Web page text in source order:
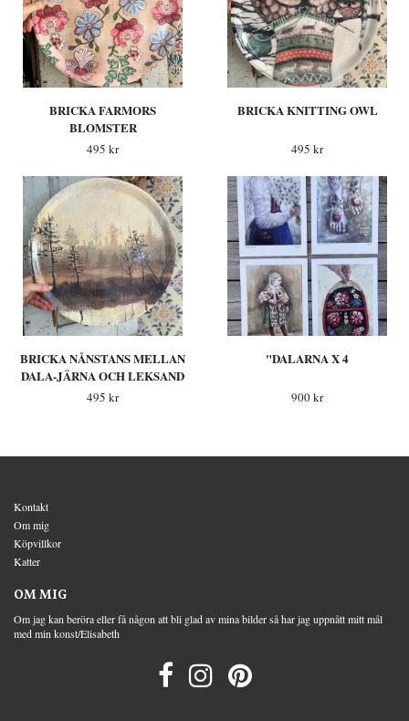
BRICKA FARMORS
BLOMSTER
495 kr
BRICKA KNITTING OWL
495 kr
BRICKA NÅNSTANS MELLAN
DALA-JÄRNA OCH LEKSAND
495 kr
"DALARNA X 4
900 kr
Kontakt
Om mig
Köpvillkor
Katter
OM MIG
Om jag kan beröra eller få någon att bli glad av mina bilder så har jag uppnått mitt mål
med min konst/Elisabeth